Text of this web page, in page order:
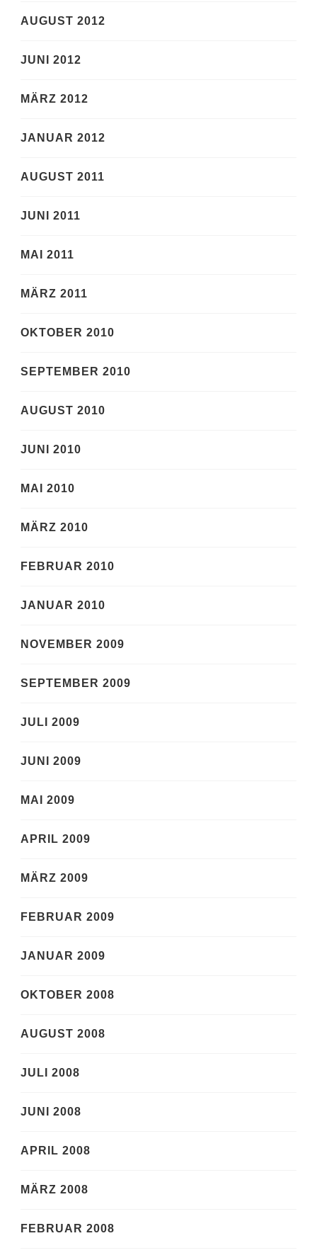
AUGUST 2012
JUNI 2012
MÄRZ 2012
JANUAR 2012
AUGUST 2011
JUNI 2011
MAI 2011
MÄRZ 2011
OKTOBER 2010
SEPTEMBER 2010
AUGUST 2010
JUNI 2010
MAI 2010
MÄRZ 2010
FEBRUAR 2010
JANUAR 2010
NOVEMBER 2009
SEPTEMBER 2009
JULI 2009
JUNI 2009
MAI 2009
APRIL 2009
MÄRZ 2009
FEBRUAR 2009
JANUAR 2009
OKTOBER 2008
AUGUST 2008
JULI 2008
JUNI 2008
APRIL 2008
MÄRZ 2008
FEBRUAR 2008